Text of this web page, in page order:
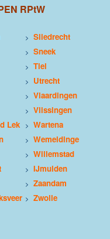
RPtW
> Sliedrecht
> Sneek
> Tiel
> Utrecht
> Vlaardingen
> Vlissingen
Lek > Wartena
> Wemeldinge
> Willemstad
> IJmuiden
> Zaandam
> Zwolle